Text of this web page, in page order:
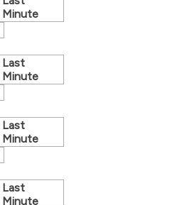
Minute
Last
Minute
Last
Minute
Last
Minute